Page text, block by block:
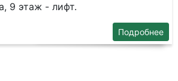
9 этаж - лифт.
Подробнее